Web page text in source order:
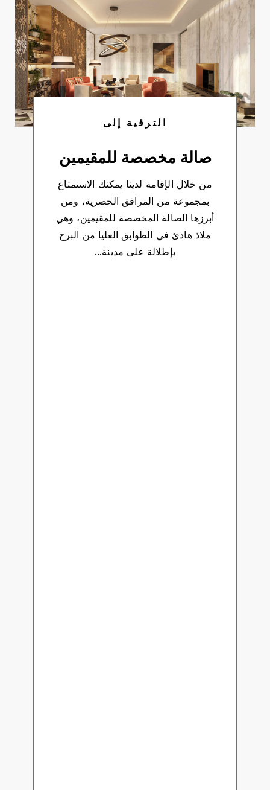
الترقية إلى
صالة مخصصة للمقيمين
من خلال الإقامة لدينا يمكنك الاستمتاع
بمجموعة من المرافق الحصرية، ومن
أبرزها الصالة المخصصة للمقيمين، وهي
ملاذ هادئ في الطوابق العليا من البرج
بإطلالة على مدينة…